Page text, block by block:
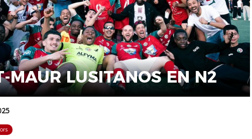
MAUR LUSITANOS EN N2